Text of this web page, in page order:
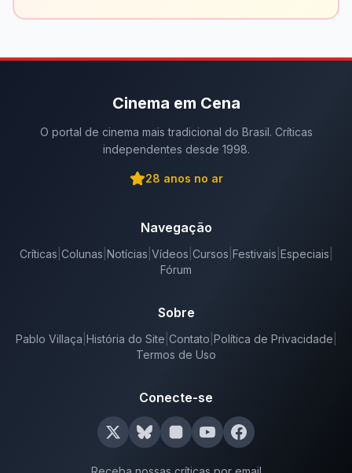
Cinema em Cena
O portal de cinema mais tradicional do Brasil. Críticas
independentes desde 1998.
28 anos no ar
Navegação
Críticas Colunas Notícias Vídeos Cursos Festivais Especiais
Fórum
Sobre
Pablo Villaça História do Site Contato Política de Privacidade
Termos de Uso
Conecte-se